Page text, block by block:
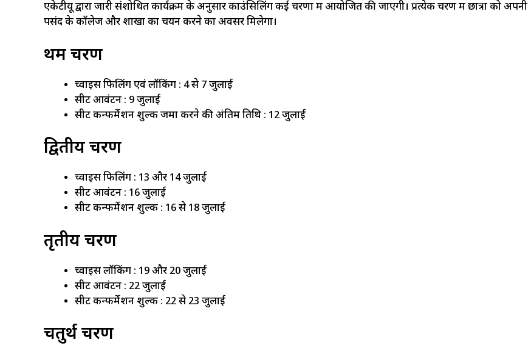
एकेटीयू द्वारा जारी संशोधित कार्यक्रम के अनुसार काउंसिलिंग कई चरणों में आयोजित की जाएगी। प्रत्येक चरण में छात्रों को अपनी
पसंद के कॉलेज और शाखा का चयन करने का अवसर मिलेगा।
प्रथम चरण
च्वाइस फिलिंग एवं लॉकिंग : 4 से 7 जुलाई
सीट आवंटन : 9 जुलाई
सीट कन्फर्मेशन शुल्क जमा करने की अंतिम तिथि : 12 जुलाई
द्वितीय चरण
च्वाइस फिलिंग : 13 और 14 जुलाई
सीट आवंटन : 16 जुलाई
सीट कन्फर्मेशन शुल्क : 16 से 18 जुलाई
तृतीय चरण
च्वाइस लॉकिंग : 19 और 20 जुलाई
सीट आवंटन : 22 जुलाई
सीट कन्फर्मेशन शुल्क : 22 से 23 जुलाई
चतुर्थ चरण